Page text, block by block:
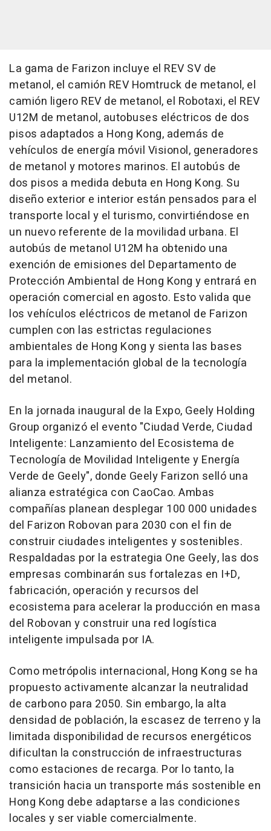
La gama de Farizon incluye el REV SV de
metanol, el camión REV Homtruck de metanol, el
camión ligero REV de metanol, el Robotaxi, el REV
U12M de metanol, autobuses eléctricos de dos
pisos adaptados a Hong Kong, además de
vehículos de energía móvil Visionol, generadores
de metanol y motores marinos. El autobús de
dos pisos a medida debuta en Hong Kong. Su
diseño exterior e interior están pensados para el
transporte local y el turismo, convirtiéndose en
un nuevo referente de la movilidad urbana. El
autobús de metanol U12M ha obtenido una
exención de emisiones del Departamento de
Protección Ambiental de Hong Kong y entrará en
operación comercial en agosto. Esto valida que
los vehículos eléctricos de metanol de Farizon
cumplen con las estrictas regulaciones
ambientales de Hong Kong y sienta las bases
para la implementación global de la tecnología
del metanol.
En la jornada inaugural de la Expo, Geely Holding
Group organizó el evento "Ciudad Verde, Ciudad
Inteligente: Lanzamiento del Ecosistema de
Tecnología de Movilidad Inteligente y Energía
Verde de Geely", donde Geely Farizon selló una
alianza estratégica con CaoCao. Ambas
compañías planean desplegar 100 000 unidades
del Farizon Robovan para 2030 con el fin de
construir ciudades inteligentes y sostenibles.
Respaldadas por la estrategia One Geely, las dos
empresas combinarán sus fortalezas en I+D,
fabricación, operación y recursos del
ecosistema para acelerar la producción en masa
del Robovan y construir una red logística
inteligente impulsada por IA.
Como metrópolis internacional, Hong Kong se ha
propuesto activamente alcanzar la neutralidad
de carbono para 2050. Sin embargo, la alta
densidad de población, la escasez de terreno y la
limitada disponibilidad de recursos energéticos
dificultan la construcción de infraestructuras
como estaciones de recarga. Por lo tanto, la
transición hacia un transporte más sostenible en
Hong Kong debe adaptarse a las condiciones
locales y ser viable comercialmente.